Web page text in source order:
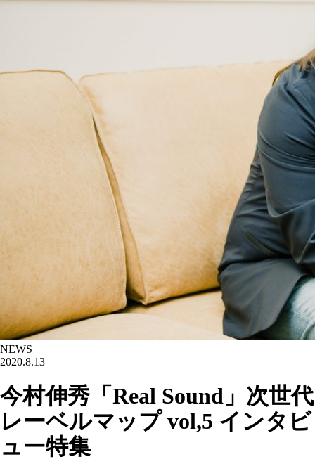
NEWS
2020.8.13
今村伸秀「Real Sound」次世代
レーベルマップ vol,5 インタビ
ュー特集